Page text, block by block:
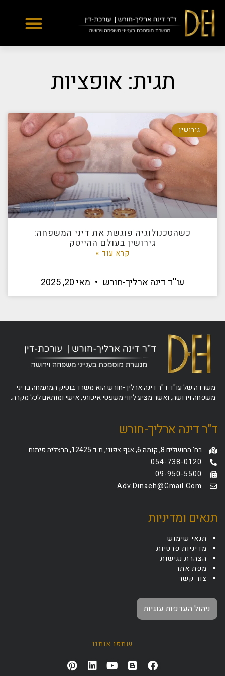
Yes
...
תגית: אופציות
גירושין
כשהטכנולוגיה פוגשת את דיני המשפחה:
גירושין בעולם ההייטק
קרא עוד »
עו''ד דינה ארליך-חורש מאי 20, 2025
משרדה של עו"ד ד"ר דינה ארליך-חורש הוא משרד בוטיק המתמחה בדיני
משפחה וירושה, ואשר מציע ליווי משפטי איכותי, אישי ומותאם לכל מקרה.
ד"ר דינה ארליך-חורש
רח' החושלים 8, קומה 6, אגף צפוני, ת.ד 12425, הרצליה פיתוח
054-738-0120
09-950-5500
Adv.dinaeh@gmail.com
תנאים ומדיניות
תנאי שימוש
מדיניות פרטיות
הצהרת נגישות
מפת אתר
צור קשר
ניהול העדפות עוגיות
שתפו אותנו